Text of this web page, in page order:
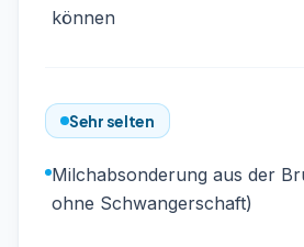
können
Sehr selten
Milchabsonderung aus der
ohne Schwangerschaft)